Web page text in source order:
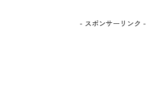
- スポンサーリンク -